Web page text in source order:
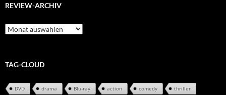
REVIEW-ARCHIV
Review-
Archiv
TAG-CLOUD
DVD drama Blu-ray action comedy thriller